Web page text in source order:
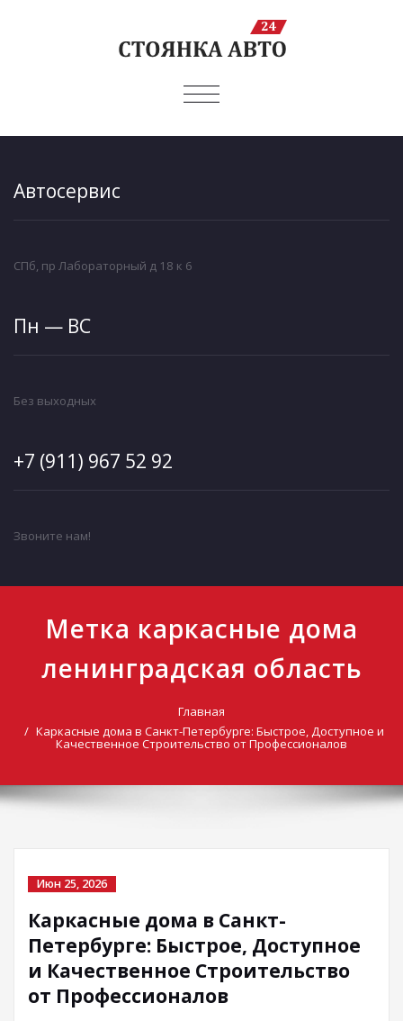
ПОКАЗАТЬ/
Автосервис
СПб, пр Лабораторный д 18 к 6
Пн — ВС
Без выходных
+7 (911) 967 52 92
Звоните нам!
Метка каркасные дома
ленинградская область
Главная
Каркасные дома в Санкт-Петербурге: Быстрое, Доступное и
Качественное Строительство от Профессионалов
Июн 25, 2026
Каркасные дома в Санкт-
Петербурге: Быстрое, Доступное
и Качественное Строительство
от Профессионалов